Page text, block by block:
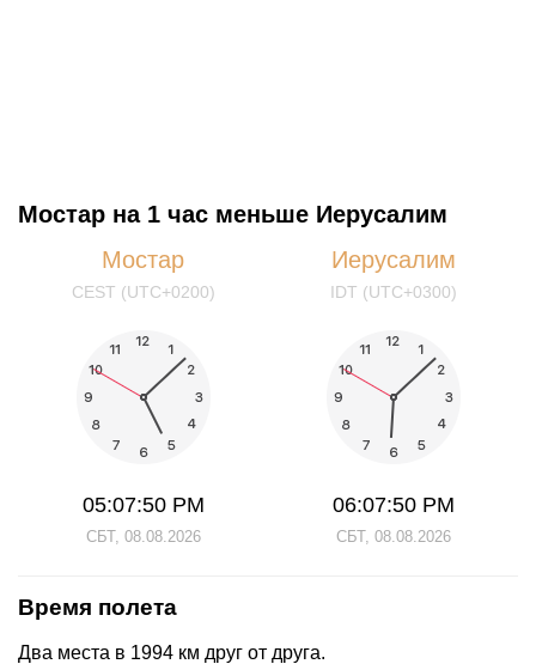
Мостар на 1 час меньше Иерусалим
Мостар
CEST (UTC+0200)
05:07:50 PM
СБТ, 08.08.2026
Иерусалим
IDT (UTC+0300)
06:07:50 PM
СБТ, 08.08.2026
Время полета
Два места в 1994 км друг от друга.